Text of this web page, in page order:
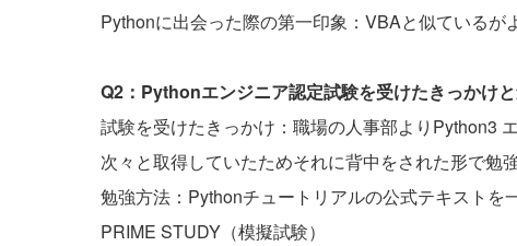
Pythonに出会った際の第一印象：VBAと似ているが
Q2：Pythonエンジニア認定試験を受けたきっかけ
試験を受けたきっかけ：職場の人事部よりPython3
次々と取得していたためそれに背中をされた形で勉
勉強方法：Pythonチュートリアルの公式テキストを
PRIME STUDY（模擬試験）